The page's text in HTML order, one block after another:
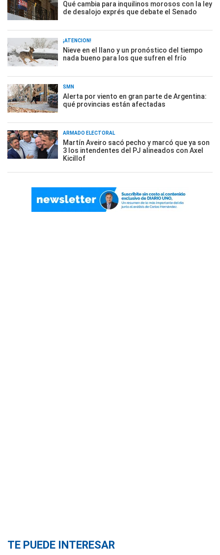
Qué cambia para inquilinos morosos con la ley
de desalojo exprés que debate el Senado
¡ATENCIÓN!
Nieve en el llano y un pronóstico del tiempo
nada bueno para los que sufren el frío
SMN
Alerta por viento en gran parte de Argentina:
qué provincias están afectadas
ARMADO ELECTORAL
Martín Aveiro sacó pecho y marcó que ya son
3 los intendentes del PJ alineados con Axel
Kicillof
TE PUEDE INTERESAR